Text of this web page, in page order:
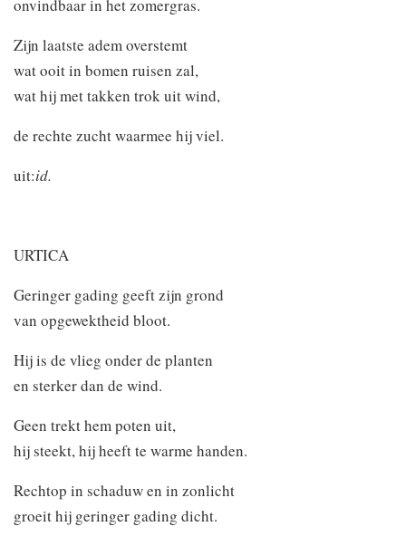
onvindbaar in het zomergras.
Zijn laatste adem overstemt
wat ooit in bomen ruisen zal,
wat hij met takken trok uit wind,
de rechte zucht waarmee hij viel.
uit:id.
URTICA
Geringer gading geeft zijn grond
van opgewektheid bloot.
Hij is de vlieg onder de planten
en sterker dan de wind.
Geen trekt hem poten uit,
hij steekt, hij heeft te warme handen.
Rechtop in schaduw en in zonlicht
groeit hij geringer gading dicht.